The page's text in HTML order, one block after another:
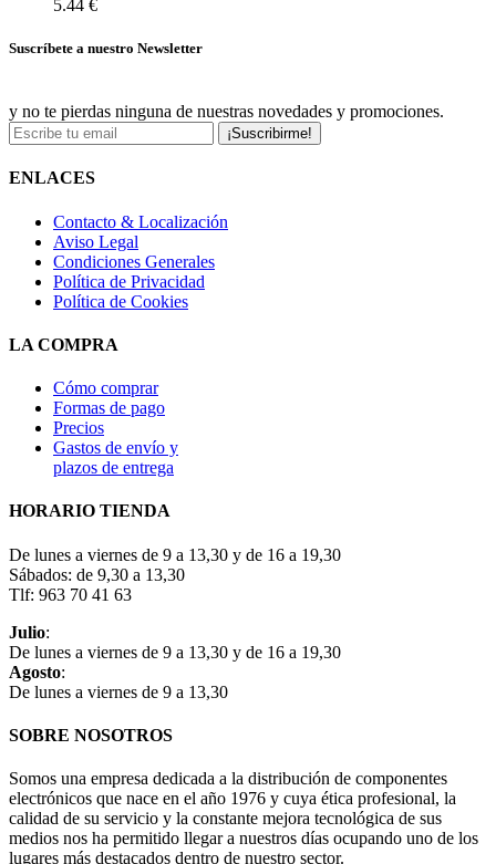
5.44 €
Suscríbete a nuestro Newsletter
y no te pierdas ninguna de nuestras novedades y promociones.
¡Suscribirme!
ENLACES
Contacto & Localización
Aviso Legal
Condiciones Generales
Política de Privacidad
Política de Cookies
LA COMPRA
Cómo comprar
Formas de pago
Precios
Gastos de envío y
plazos de entrega
HORARIO TIENDA
De lunes a viernes de 9 a 13,30 y de 16 a 19,30
Sábados: de 9,30 a 13,30
Tlf: 963 70 41 63
Julio:
De lunes a viernes de 9 a 13,30 y de 16 a 19,30
Agosto:
De lunes a viernes de 9 a 13,30
SOBRE NOSOTROS
Somos una empresa dedicada a la distribución de componentes
electrónicos que nace en el año 1976 y cuya ética profesional, la
calidad de su servicio y la constante mejora tecnológica de sus
medios nos ha permitido llegar a nuestros días ocupando uno de los
lugares más destacados dentro de nuestro sector.